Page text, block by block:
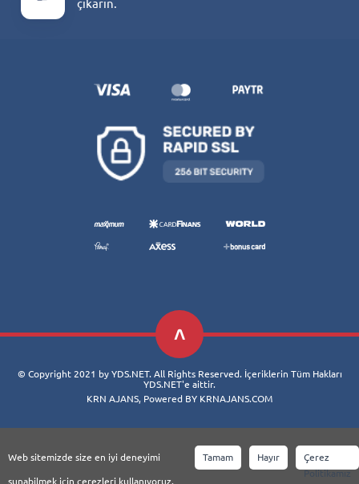
çıkarın.
© Copyright 2021 by YDS.NET. All Rights Reserved. İçeriklerin Tüm Hakları
YDS.NET'e aittir.
KRN AJANS, Powered BY KRNAJANS.COM
Web sitemizde size en iyi deneyimi
sunabilmek için çerezleri kullanıyoruz.
Tamam Hayır
Çerez
Politikamız